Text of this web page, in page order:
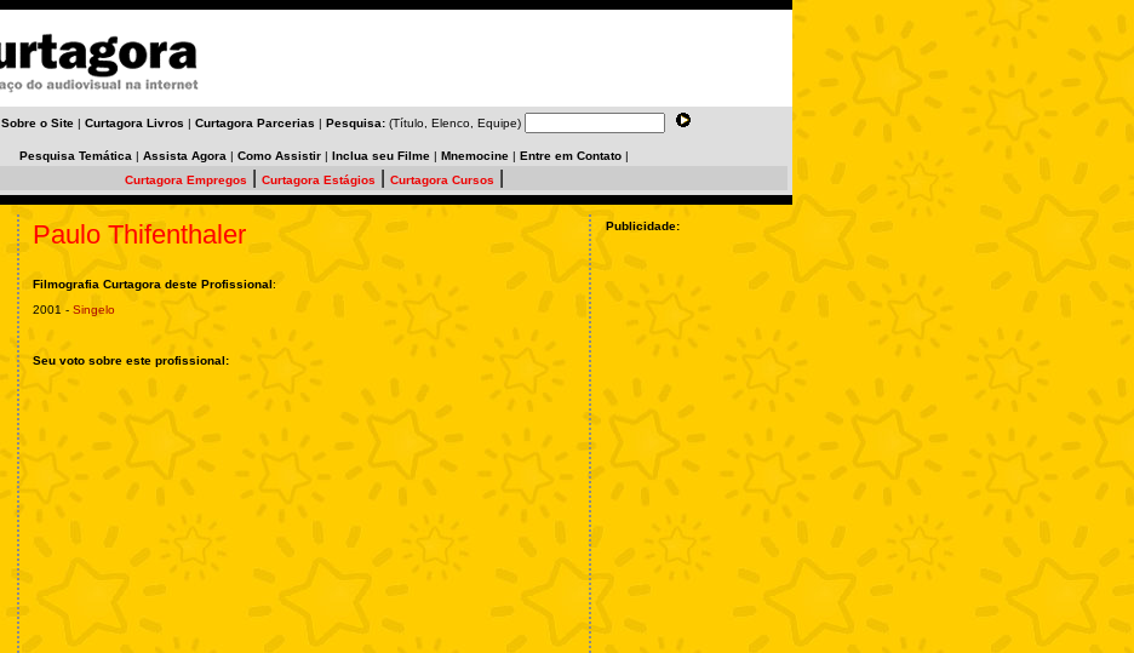
Sobre o Site | Curtagora Livros | Curtagora Parcerias | Pesquisa: (Título, Elenco, Equipe)
Pesquisa Temática | Assista Agora | Como Assistir | Inclua seu Filme | Mnemocine | Entre em Contato |
Curtagora Empregos
Curtagora Estágios Curtagora Cursos
Paulo Thifenthaler
Filmografia Curtagora deste Profissional:
2001 - Singelo
Seu voto sobre este profissional:
Publicidade: